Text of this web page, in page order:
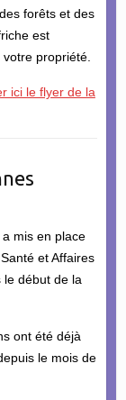
forêts et des
est
propriété.
ici le flyer de la
mis en place
et Affaires
le début de la
ont été déjà
le mois de